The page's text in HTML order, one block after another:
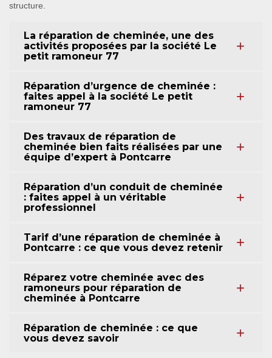
structure.
La réparation de cheminée, une des
activités proposées par la société Le
petit ramoneur 77
Réparation d’urgence de cheminée :
faites appel à la société Le petit
ramoneur 77
Des travaux de réparation de
cheminée bien faits réalisées par une
équipe d’expert à Pontcarre
Réparation d’un conduit de cheminée
: faites appel à un véritable
professionnel
Tarif d’une réparation de cheminée à
Pontcarre : ce que vous devez retenir
Réparez votre cheminée avec des
ramoneurs pour réparation de
cheminée à Pontcarre
Réparation de cheminée : ce que
vous devez savoir